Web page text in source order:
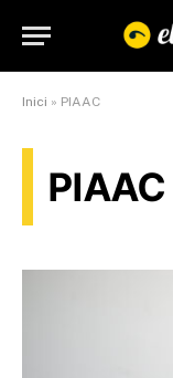
Inici » PIAAC
PIAAC